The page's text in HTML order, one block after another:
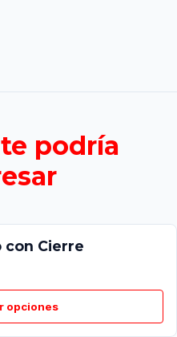
podría
con Cierre
opciones